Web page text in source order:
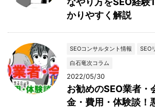
かりやすく解説
SEOコンサルタント情報 SEO
白石竜次コラム
2022/05/30
お勧めのSEO業者・
金・費用・体験談！